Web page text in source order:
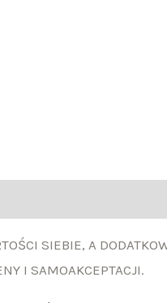
SIEBIE, A
I SAMOAKCEPTACJI.